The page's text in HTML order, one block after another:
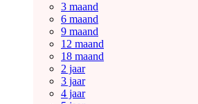
3 maand
6 maand
9 maand
12 maand
18 maand
2 jaar
3 jaar
4 jaar